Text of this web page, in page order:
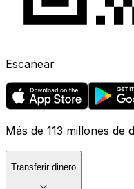
Escanear
Más de 113 millones de
Transferir dinero